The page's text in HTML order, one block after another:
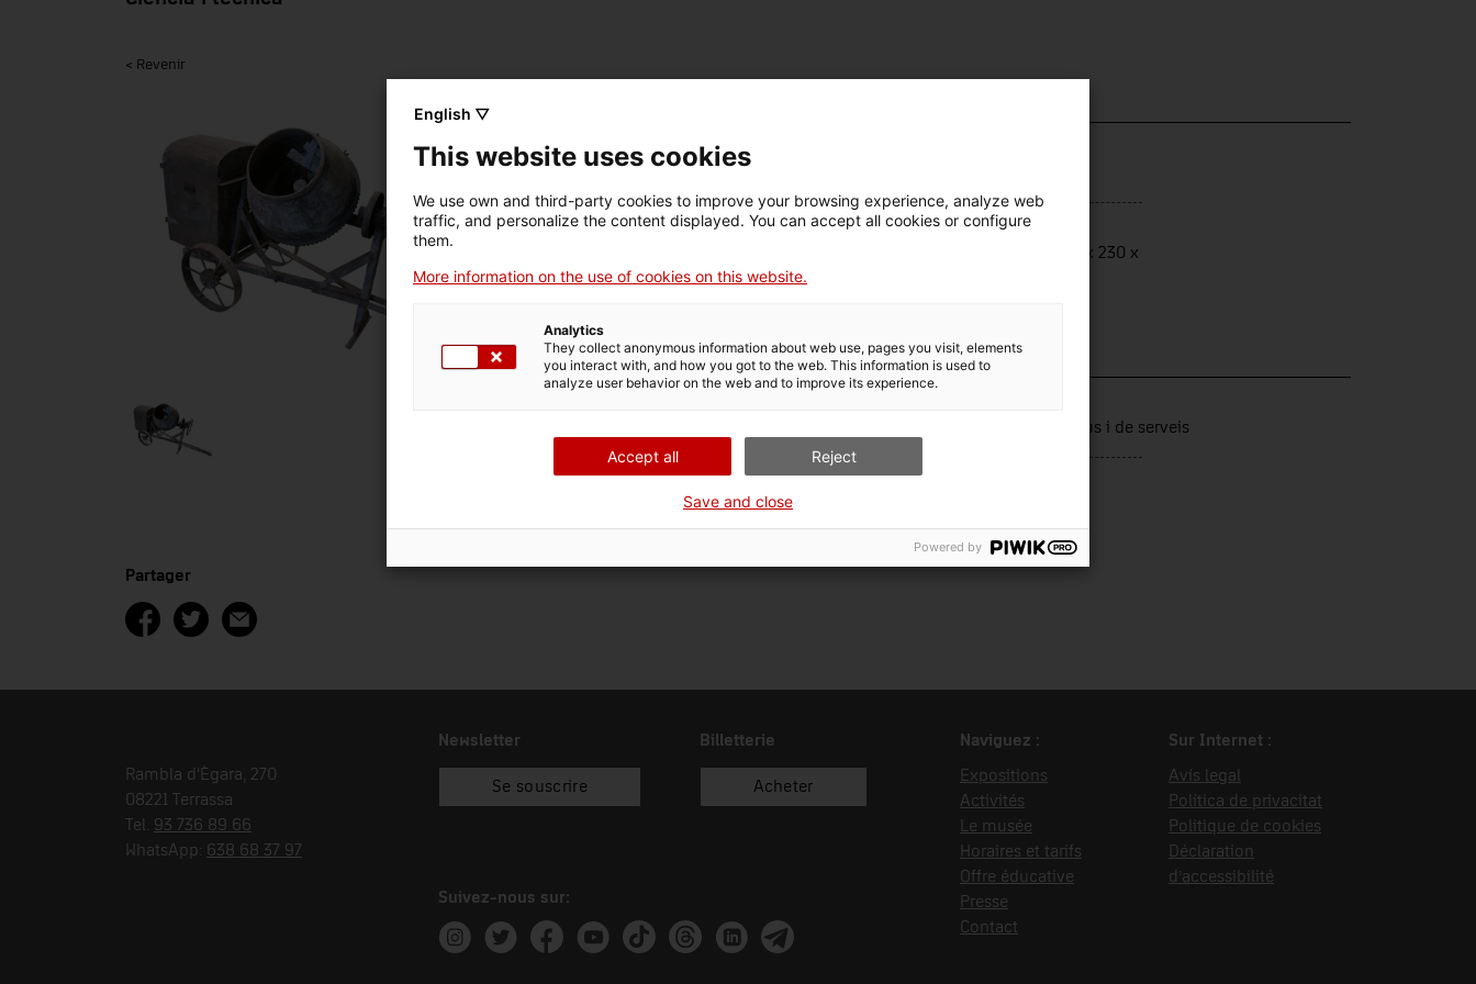
< Revenir
formigonera
Numéro d'inventaire Datation Dimensions
Dimensions: 130 x 230 x
DONNÉES DU MUSÉE
Domaine thématique
Sectors productius i de serveis
Type d’entrée Source d’entrée
Laboratori General d'Assaigs i Investigacions
Partager
Rambla d'Ègara, 270
08221 Terrassa
Tel. 93 736 89 66
WhatsApp: 638 68 37 97
Newsletter
Se souscrire
Billetterie
Acheter
Suivez-nous sur:
Instagram
TwitterFacebookYoutubeTik TokThreadsLinkedinTelegram
Naviguez :
Expositions
Activités
Le musée
Horaires et tarifs
Offre éducative
Presse
Contact
Sur Internet :
Avís legal
Política de privacitat
Politique de cookies
Déclaration
d’accessibilité
English ▽
This website uses cookies
We use own and third-party cookies to improve your browsing experience, analyze web
traffic, and personalize the content displayed. You can accept all cookies or configure
them.
More information on the use of cookies on this website.
Analytics
They collect anonymous information about web use, pages you visit, elements
you interact with, and how you got to the web. This information is used to
analyze user behavior on the web and to improve its experience.
Accept all Reject
Save and close
Powered by